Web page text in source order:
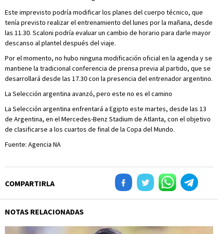
Este imprevisto podría modificar los planes del cuerpo técnico, que
tenía previsto realizar el entrenamiento del lunes por la mañana, desde
las 11.30. Scaloni podría evaluar un cambio de horario para darle mayor
descanso al plantel después del viaje.
Por el momento, no hubo ninguna modificación oficial en la agenda y se
mantiene la tradicional conferencia de prensa previa al partido, que se
desarrollará desde las 17.30 con la presencia del entrenador argentino.
La Selección argentina avanzó, pero este no es el camino
La Selección argentina enfrentará a Egipto este martes, desde las 13
de Argentina, en el Mercedes-Benz Stadium de Atlanta, con el objetivo
de clasificarse a los cuartos de final de la Copa del Mundo.
Fuente: Agencia NA
COMPARTIRLA
NOTAS RELACIONADAS